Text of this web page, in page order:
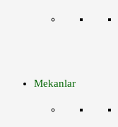
Mekanlar